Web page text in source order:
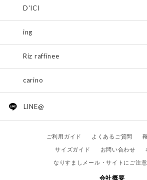
D'ICI
ing
Riz raffinee
carino
LINE@
ご利用ガイド よくあるご質問
サイズガイド
お問い合わせ
なりすましメール・サイトにご注
会社概要